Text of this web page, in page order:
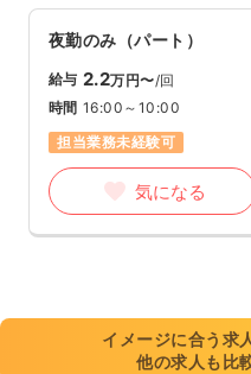
夜勤のみ（パート）
給与 2.2万円〜/回
時間 16:00～10:00
担当業務未経験可
気になる
イメージに合う求
他の求人も比